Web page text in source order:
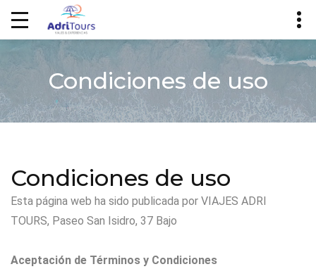
Condiciones de uso
Condiciones de uso
Esta página web ha sido publicada por VIAJES ADRI
TOURS, Paseo San Isidro, 37 Bajo
Aceptación de Términos y Condiciones